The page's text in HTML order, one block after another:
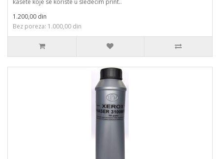
1.200,00 din
Bez poreza: 1.000,00 din